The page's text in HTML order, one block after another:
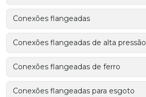
Conexões flangeadas
Conexões flangeadas de alta pressão
Conexões flangeadas de ferro
Conexões flangeadas para esgoto